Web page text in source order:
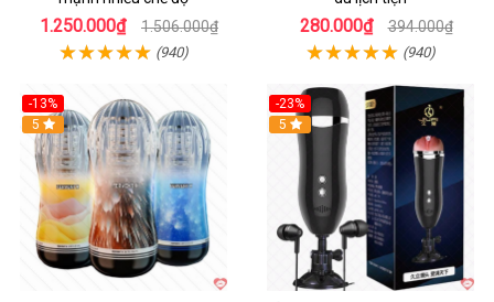
1.250.000₫ 1.506.000₫
(940)
280.000₫ 394.000₫
(940)
-13%
Hot
5
-23%
5